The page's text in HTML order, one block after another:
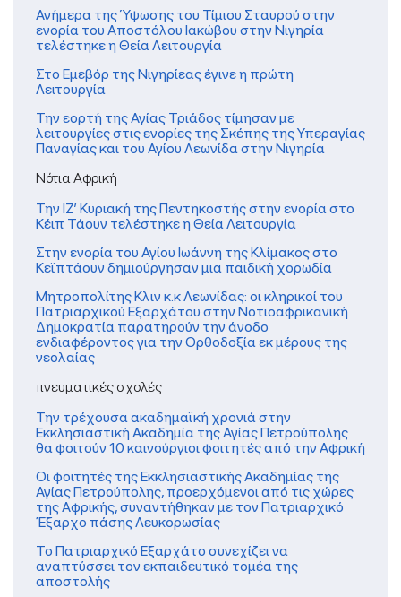
Ανήμερα της Ύψωσης του Τίμιου Σταυρού στην
ενορία του Αποστόλου Ιακώβου στην Νιγηρία
τελέστηκε η Θεία Λειτουργία
Στο Εμεβόρ της Νιγηρίεας έγινε η πρώτη
Λειτουργία
Την εορτή της Αγίας Τριάδος τίμησαν με
λειτουργίες στις ενορίες της Σκέπης της Υπεραγίας
Παναγίας και του Αγίου Λεωνίδα στην Νιγηρία
Νότια Αφρική
Την ΙΖ’ Κυριακή της Πεντηκοστής στην ενορία στο
Κέιπ Τάουν τελέστηκε η Θεία Λειτουργία
Στην ενορία του Αγίου Ιωάννη της Κλίμακος στο
Κεϊπτάουν δημιούργησαν μια παιδική χορωδία
Μητροπολίτης Κλιν κ.κ Λεωνίδας: οι κληρικοί του
Πατριαρχικού Εξαρχάτου στην Νοτιοαφρικανική
Δημοκρατία παρατηρούν την άνοδο
ενδιαφέροντος για την Ορθοδοξία εκ μέρους της
νεολαίας
πνευματικές σχολές
Την τρέχουσα ακαδημαϊκή χρονιά στην
Εκκλησιαστική Ακαδημία της Αγίας Πετρούπολης
θα φοιτούν 10 καινούργιοι φοιτητές από την Αφρική
Οι φοιτητές της Εκκλησιαστικής Ακαδημίας της
Αγίας Πετρούπολης, προερχόμενοι από τις χώρες
της Αφρικής, συναντήθηκαν με τον Πατριαρχικό
Έξαρχο πάσης Λευκορωσίας
Το Πατριαρχικό Εξαρχάτο συνεχίζει να
αναπτύσσει τον εκπαιδευτικό τομέα της
αποστολής